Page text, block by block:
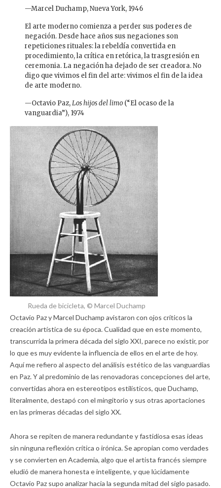
—Marcel Duchamp, Nueva York, 1946
El arte moderno comienza a perder sus poderes de
negación. Desde hace años sus negaciones son
repeticiones rituales: la rebeldía convertida en
procedimiento, la crítica en retórica, la trasgresión en
ceremonia. La negación ha dejado de ser creadora. No
digo que vivimos el fin del arte: vivimos el fin de la idea
de arte moderno.
—Octavio Paz,Los hijos del limo (“El ocaso de la
vanguardia”), 1974
Rueda de bicicleta, © Marcel Duchamp
Octavio Paz y Marcel Duchamp avistaron con ojos críticos la
creación artística de su época. Cualidad que en este momento,
transcurrida la primera década del siglo XXI, parece no existir, por
lo que es muy evidente la influencia de ellos en el arte de hoy.
Aquí me refiero al aspecto del análisis estético de las vanguardias
en Paz. Y al predominio de las renovadoras concepciones del arte,
convertidas ahora en estereotipos estilísticos, que Duchamp,
literalmente, destapó con el mingitorio y sus otras aportaciones
en las primeras décadas del siglo XX.
Ahora se repiten de manera redundante y fastidiosa esas ideas
sin ninguna reflexión crítica o irónica. Se apropian como verdades
y se convierten en Academia, algo que el artista francés siempre
eludió de manera honesta e inteligente, y que lúcidamente
Octavio Paz supo analizar hacia la segunda mitad del siglo pasado.